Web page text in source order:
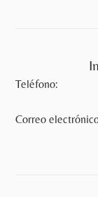
Teléfono:
Correo